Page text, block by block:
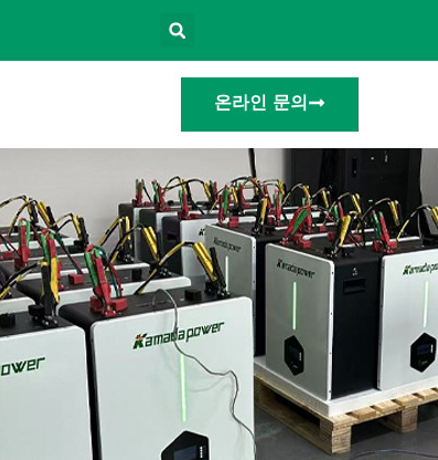
온라인 문의